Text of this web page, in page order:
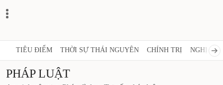
TIÊU ĐIỂM THỜI SỰ THÁI NGUYÊN CHÍNH TRỊ NGHỊ
PHÁP LUẬT